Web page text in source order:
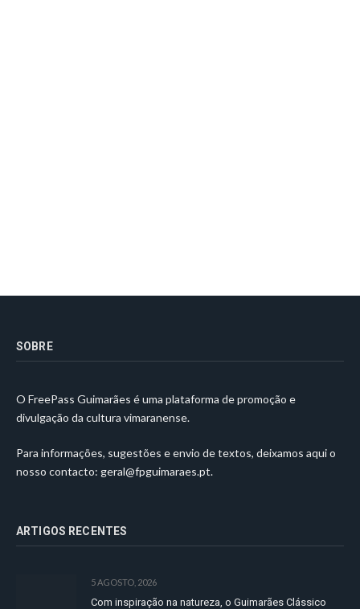
SOBRE
O FreePass Guimarães é uma plataforma de promoção e
divulgação da cultura vimaranense.
Para informações, sugestões e envio de textos, deixamos aqui o
nosso contacto: geral@fpguimaraes.pt.
ARTIGOS RECENTES
5 AGOSTO, 2026
Com inspiração na natureza, o Guimarães Clássico